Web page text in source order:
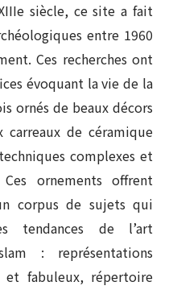
siècle, ce site a fait
entre 1960
Ces recherches ont
évoquant la vie de la
ornés de beaux décors
de céramique
complexes et
ornements offrent
corpus de sujets qui
tendances de l’art
: représentations
et fabuleux, répertoire